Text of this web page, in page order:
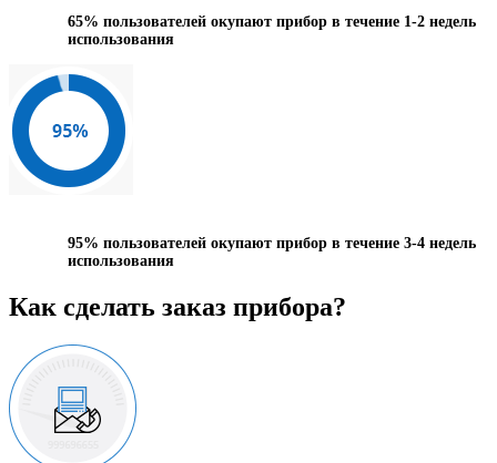
65% пользователей окупают прибор в течение 1-2 недель
использования
95% пользователей окупают прибор в течение 3-4 недель
использования
Как сделать заказ прибора?